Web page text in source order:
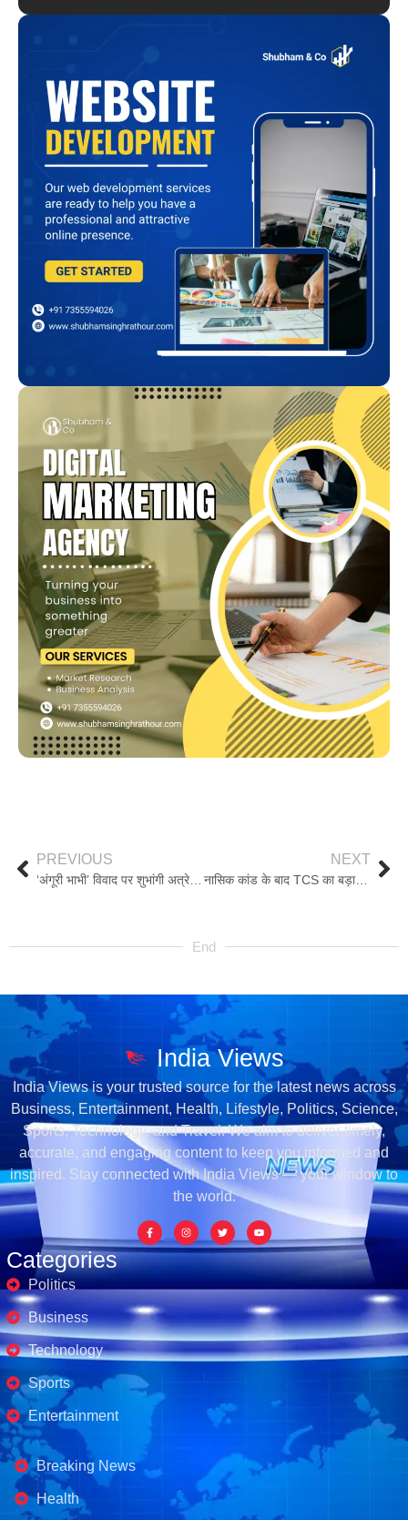
PREVIOUS NEXT
नासिक कांड के बाद TCS का बड़ा एक्शन, निदा खान सस्पेंड, अग्रिम जमानत पर आज सुनवाई
End
Categories
Politics
Business
Technology
Sports
Entertainment
Business's
Breaking News
Health
India Views
India Views is your trusted source for the latest news across
Business, Entertainment, Health, Lifestyle, Politics, Science,
Sports, Technology, and Travel. We aim to deliver timely,
accurate, and engaging content to keep you informed and
inspired. Stay connected with India Views — your window to
the world.